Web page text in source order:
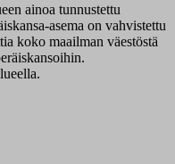
ainoa tunnustettu
asema on vahvistettu
koko maailman väestöstä